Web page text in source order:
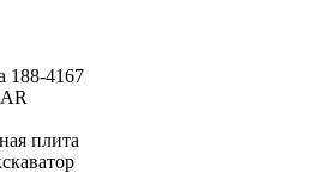
188-4167
плита